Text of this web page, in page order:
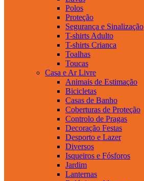
Polos
Proteção
Segurança e Sinalização
T-shirts Adulto
T-shirts Crianca
Toalhas
Toucas
Casa e Ar Livre
Animais de Estimação
Bicicletas
Casas de Banho
Coberturas de Proteção
Controlo de Pragas
Decoração Festas
Desporto e Lazer
Diversos
Isqueiros e Fósforos
Jardim
Lanternas